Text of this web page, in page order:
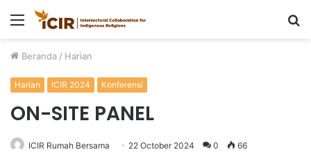
Menu
Beranda / Harian
Harian ICIR 2024 Konferensi
ON-SITE PANEL
ICIR Rumah Bersama 22 October 2024 0 66